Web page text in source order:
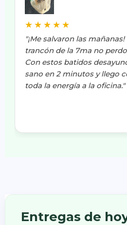
"¡Me salvaron las mañanas!
trancón de la 7ma no
Con estos batidos
sano en 2 minutos y llego
toda la energía a la oficina."
Entregas de